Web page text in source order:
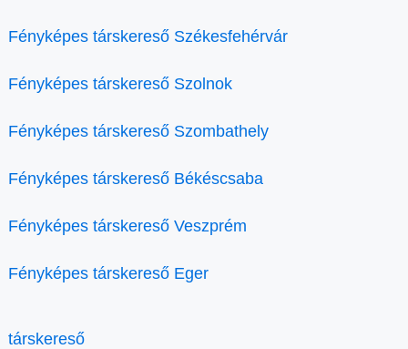
Fényképes társkereső Székesfehérvár
Fényképes társkereső Szolnok
Fényképes társkereső Szombathely
Fényképes társkereső Békéscsaba
Fényképes társkereső Veszprém
Fényképes társkereső Eger
társkereső